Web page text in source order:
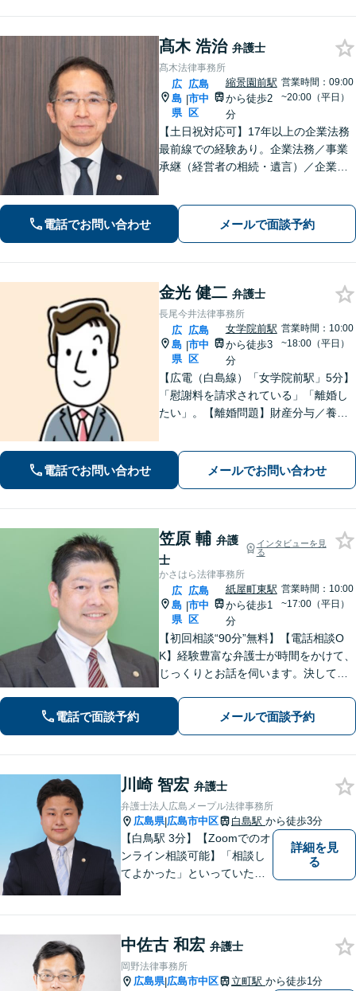
髙木 浩治 弁護士
髙木法律事務所
広
島
県
|
広島
市中
区
縮景園前駅
から徒歩2
分
営業時間：09:00
~20:00（平日）
【土日祝対応可】17年以上の企業法務
最前線での経験あり。企業法務／事業
承継（経営者の相続・遺言）／企業の
験を活かした的確な対応で、企業の発
展と経営をサポート。顧問契約もお任
電話でお問い合わせ メールで面談予約
金光 健二 弁護士
長尾今井法律事務所
広
島
県
|
広島
市中
区
女学院前駅
から徒歩3
分
営業時間：10:00
~18:00（平日）
【広電（白島線）「女学院前駅」5分】
「慰謝料を請求されている」「離婚し
たい」。【離婚問題】財産分与／養育
請求など【相続・遺言】料金は明確に
細かく設定【初回相談無料】
電話でお問い合わせ メールでお問い合わせ
笠原 輔 弁護
士
インタビューを見
る
かさはら法律事務所
広
島
県
|
広島
市中
区
紙屋町東駅
から徒歩1
分
営業時間：10:00
~17:00（平日）
【初回相談“90分”無料】【電話相談O
K】経験豊富な弁護士が時間をかけて、
じっくりとお話を伺います。決して怒
い」お気持ちに寄り添います。皆さま
の未来を明るくするために、誠心誠意
電話で面談予約 メールで面談予約
川崎 智宏 弁護士
弁護士法人広島メープル法律事務所
広島県|広島市中区 白島駅 から徒歩3分
【白鳥駅 3分】【Zoomでのオ
ンライン相談可能】「相談し
てよかった」といっていただ
スペースのご用意が可能で
す。ご希望の方はご予約の際
にお申し付けください。
詳細を見
る
中佐古 和宏 弁護士
岡野法律事務所
広島県|広島市中区 立町駅 から徒歩1分